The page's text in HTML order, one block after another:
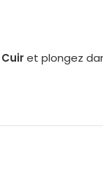
et plongez